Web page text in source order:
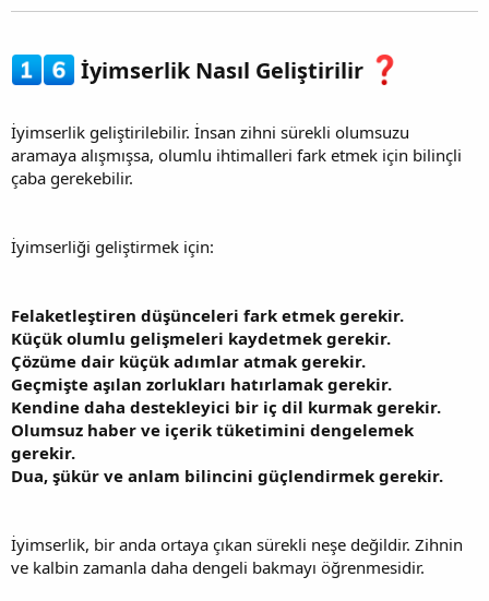
İyimserlik Nasıl Geliştirilir
İyimserlik geliştirilebilir. İnsan zihni sürekli olumsuzu
aramaya alışmışsa, olumlu ihtimalleri fark etmek için bilinçli
çaba gerekebilir.
İyimserliği geliştirmek için:
Felaketleştiren düşünceleri fark etmek gerekir.
Küçük olumlu gelişmeleri kaydetmek gerekir.
Çözüme dair küçük adımlar atmak gerekir.
Geçmişte aşılan zorlukları hatırlamak gerekir.
Kendine daha destekleyici bir iç dil kurmak gerekir.
Olumsuz haber ve içerik tüketimini dengelemek
gerekir.
Dua, şükür ve anlam bilincini güçlendirmek gerekir.
İyimserlik, bir anda ortaya çıkan sürekli neşe değildir. Zihnin
ve kalbin zamanla daha dengeli bakmayı öğrenmesidir.